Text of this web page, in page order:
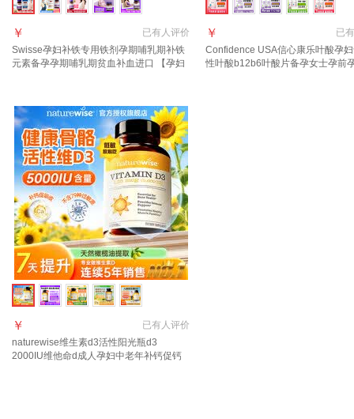
已有人评价
￥
Swisse孕妇补铁专用铁剂孕期哺乳期补铁
元素备孕孕期哺乳期贫血补血进口 【孕妇
已有
￥
Confidence USA信心康乐叶酸孕
性叶酸b12b6叶酸片备孕女士孕前
已有人评价
￥
naturewise维生素d3活性阳光瓶d3
2000IU维他命d成人孕妇中老年补钙促钙